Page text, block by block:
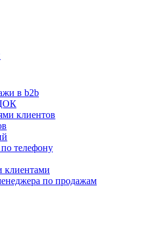
в b2b
клиентов
телефону
клиентами
по продажам